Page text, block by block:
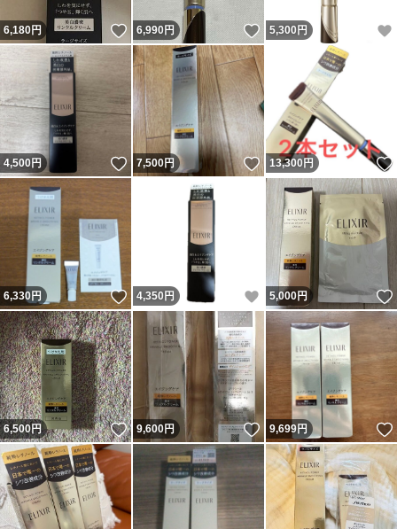
6,180円 いいね！
6,990円 いいね！
5,300 円
4,500円 いいね！
7,500円 いいね！
13,300 円
6,330円 いいね！
4,350 円 いいね！
5,000円
6,500円 いいね！
9,600円 いいね！
9,699円